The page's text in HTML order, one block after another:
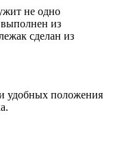
не одно
выполнен из
сделан из
удобных положения